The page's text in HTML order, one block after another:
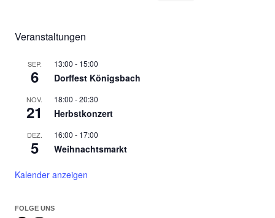
hVeranstaltungen
SEP.
6
13:00 - 15:00
Dorffest Königsbach
NOV.
21
18:00 -20:30
Herbstkonzert
DEZ.
5
16:00 - 17:00
Weihnachtsmarkt
Kalender anzeigen
FOLGE UNS